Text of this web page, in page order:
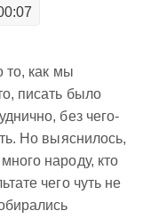
то, как мы
писать было
без чего-
Но выяснилось,
народу, кто
чего чуть не